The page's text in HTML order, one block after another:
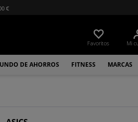
€
Favoritos Mi
DE AHORROS FITNESS MARCAS